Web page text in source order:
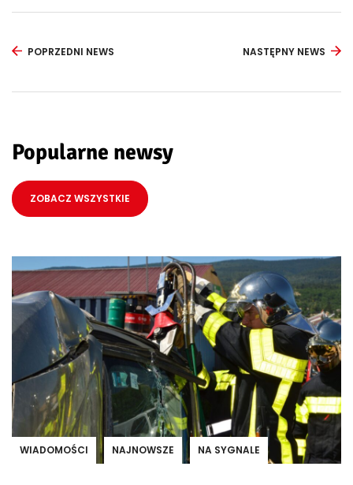
POPRZEDNI NEWS NASTĘPNY NEWS
Popularne newsy
ZOBACZ WSZYSTKIE
WIADOMOŚCI NAJNOWSZE NA SYGNALE